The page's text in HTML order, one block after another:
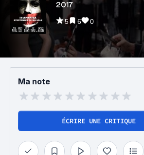
2017
5 6 0
Ma note
ÉCRIRE UNE CRITIQUE